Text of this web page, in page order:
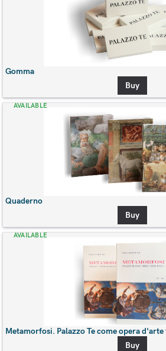
Gomma
Buy
Quaderno
AVAILABLE
Buy
Metamorfosi. Palazzo Te come opera
AVAILABLE
Buy